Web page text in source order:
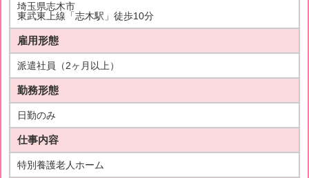
埼玉県志木市
東武東上線「志木駅」徒歩10分
雇用形態
派遣社員（2ヶ月以上）
勤務形態
日勤のみ
仕事内容
特別養護老人ホーム